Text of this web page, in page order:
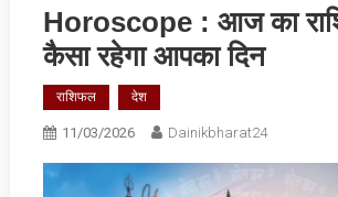
Horoscope : आज का
कैसा रहेगा आपका दिन
राशिफल देश
11/03/2026 Dainikbharat24